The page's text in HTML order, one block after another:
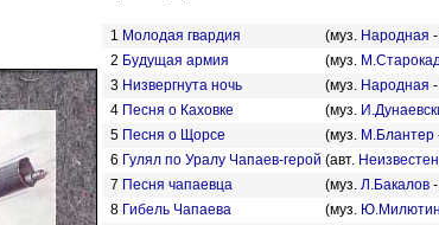
1 Молодая гвардия (муз. Народная
2 Будущая армия (муз.
3 Низвергнута ночь (муз. Народная
4 Песня о Каховке (муз.
5 Песня о Щорсе (муз. М.Блантер
6 Гулял по Уралу Чапаев-герой (авт. Неизвестен
7 Песня чапаевца (муз. Л.Бакалов
8 Гибель Чапаева (муз. Ю.Милютин